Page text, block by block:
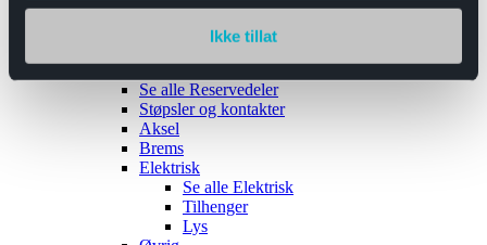
Ikke tillat
Båthengere
Reservedeler
Se alle Reservedeler
Støpsler og kontakter
Aksel
Brems
Elektrisk
Se alle Elektrisk
Tilhenger
Lys